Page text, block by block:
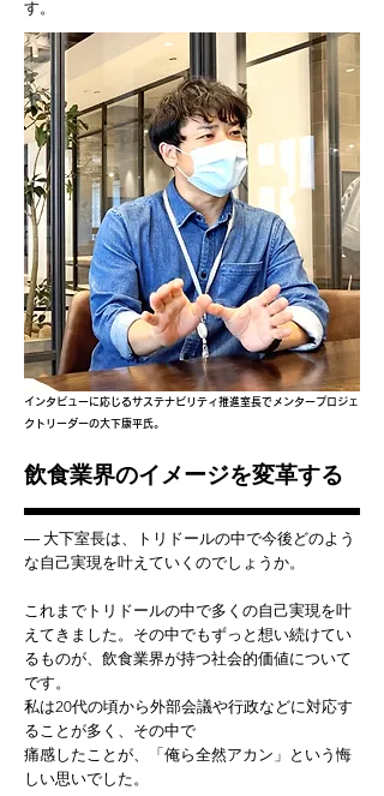
す。
インタビューに応じるサステナビリティ推進室長でメンタープロジェ
クトリーダーの大下康平氏。
飲食業界のイメージを変革する
― 大下室長は、トリドールの中で今後どのよう
な自己実現を叶えていくのでしょうか。
これまでトリドールの中で多くの自己実現を叶
えてきました。その中でもずっと想い続けてい
るものが、飲食業界が持つ社会的価値について
です。
私は20代の頃から外部会議や行政などに対応す
ることが多く、その中で
痛感したことが、「俺ら全然アカン」という悔
しい思いでした。